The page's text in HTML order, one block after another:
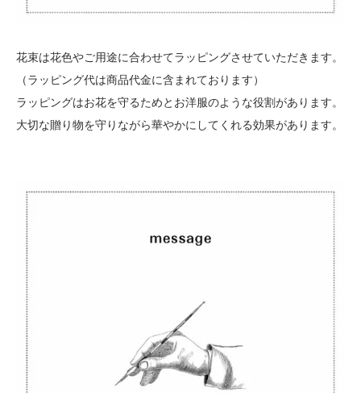
花束は花色やご用途に合わせてラッピングさせていただきます。
（ラッピング代は商品代金に含まれております）
ラッピングはお花を守るためとお洋服のような役割があります。
大切な贈り物を守りながら華やかにしてくれる効果があります。